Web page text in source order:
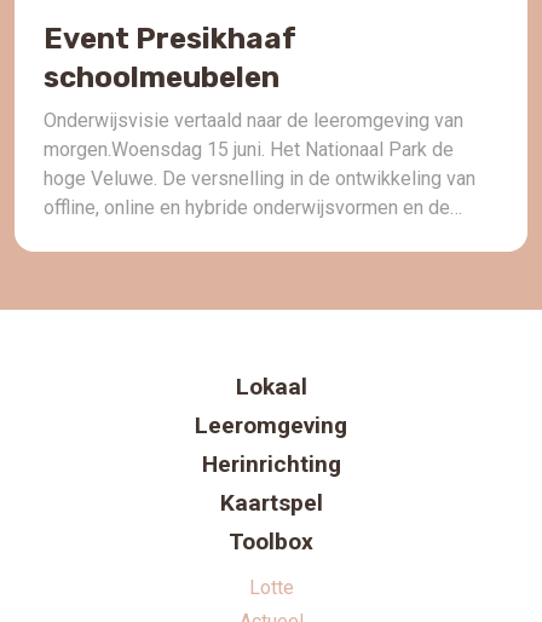
Event Presikhaaf
schoolmeubelen￼
Onderwijsvisie vertaald naar de leeromgeving van
morgen.Woensdag 15 juni. Het Nationaal Park de
hoge Veluwe. De versnelling in de ontwikkeling van
offline, online en hybride onderwijsvormen en de
Lokaal
Leeromgeving
Herinrichting
Kaartspel
Toolbox
Lotte